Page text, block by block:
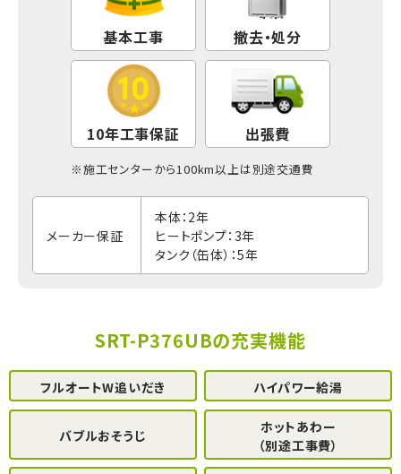
基本工事 撤去・処分
10年工事保証 出張費
※施工センターから100km以上は別途交通費
メーカー保証
本体：2年
ヒートポンプ：3年
タンク（缶体）：5年
SRT-P376UBの充実機能
フルオートW追いだき ハイパワー給湯
バブルおそうじ
ホットあわー
（別途工事費）